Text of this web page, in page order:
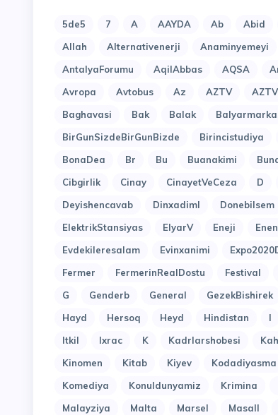
5de5 7 A AAYDA Ab Abid
Allah
Alternativenerji Anaminyemeyi
AntalyaForumu
AqilAbbas AQSA
Avropa
Avtobus Az AZTV
Baghavasi
Bak Balak
BirGunSizdeBirGunBizde
Birincistudiya
BonaDea
Br Bu Buanakimi
Cibgirlik
Cinay CinayetVeCeza D
Deyishencavab
Dinxadiml Donebilsem
ElektrikStansiyas
ElyarV Eneji
Evdekileresalam
Evinxanimi
Fermer
FermerinRealDostu Festival
G
Genderb General GezekBishirek
Hayd
Hersoq Heyd Hindistan I
Itkil
Ixrac K Kadrlarshobesi
Kinomen
Kitab Kiyev Kodadiyasma
Komediya
Konuldunyamiz Krimina
Malayziya
Malta Marsel Masall